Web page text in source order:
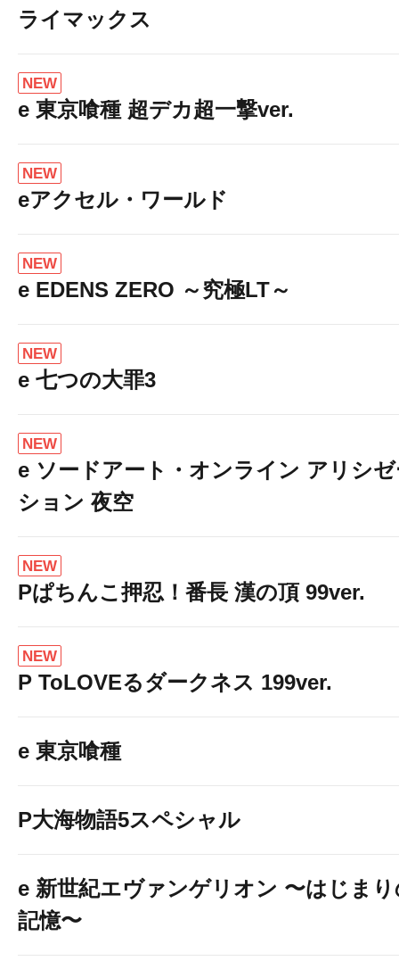
ライマックス
NEW
e 東京喰種 超デカ超一撃ver.
NEW
eアクセル・ワールド
NEW
e EDENS ZERO ～究極LT～
NEW
e 七つの大罪3
NEW
e ソードアート・オンライン アリシ
ション 夜空
NEW
Pぱちんこ押忍！番長 漢の頂 99ver.
NEW
P ToLOVEるダークネス 199ver.
e 東京喰種
P大海物語5スペシャル
e 新世紀エヴァンゲリオン 〜はじま
記憶〜